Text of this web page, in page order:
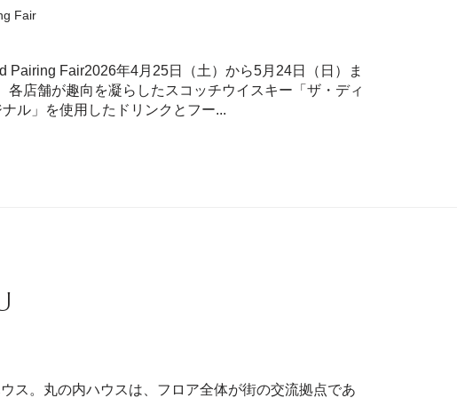
Fair
Fair2026年4月25日（土）から5月24日（日）ま
店舗が趣向を凝らしたスコッチウイスキー「ザ・ディ
ル」を使用したドリンクとフー...
ス。丸の内ハウスは、フロア全体が街の交流拠点であ